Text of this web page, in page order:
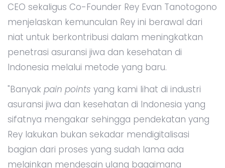
CEO sekaligus Co-Founder Rey Evan Tanotogono
menjelaskan kemunculan Rey ini berawal dari
niat untuk berkontribusi dalam meningkatkan
penetrasi asuransi jiwa dan kesehatan di
Indonesia melalui metode yang baru.
"Banyak pain points yang kami lihat di industri
asuransi jiwa dan kesehatan di Indonesia yang
sifatnya mengakar sehingga pendekatan yang
Rey lakukan bukan sekadar mendigitalisasi
bagian dari proses yang sudah lama ada
melainkan mendesain ulang bagaimana